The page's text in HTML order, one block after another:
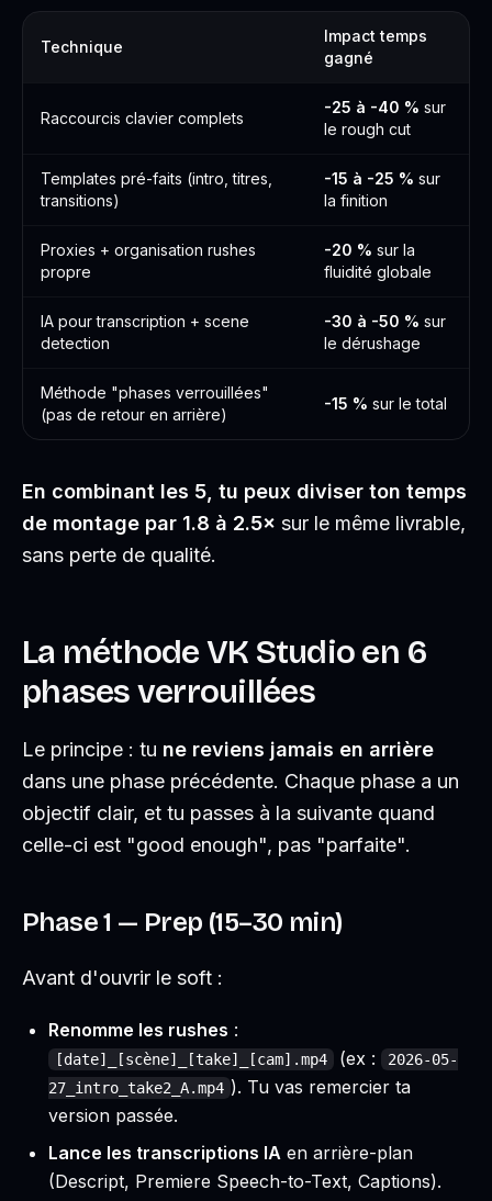
Technique
Impact temps
gagné
Raccourcis clavier complets
-25 à -40 % sur
le rough cut
Templates pré-faits (intro, titres,
transitions)
-15 à -25 % sur
la finition
Proxies + organisation rushes
propre
-20 % sur la
fluidité globale
IA pour transcription + scene
detection
-30 à -50 % sur
le dérushage
Méthode "phases verrouillées"
(pas de retour en arrière)
-15 % sur le total
En combinant les 5, tu peux diviser ton temps
de montage par 1.8 à 2.5× sur le même livrable,
sans perte de qualité.
La méthode VK Studio en 6
phases verrouillées
Le principe : tu ne reviens jamais en arrière
dans une phase précédente. Chaque phase a un
objectif clair, et tu passes à la suivante quand
celle-ci est "good enough", pas "parfaite".
Phase 1 — Prep (15–30 min)
Avant d'ouvrir le soft :
Renomme les rushes :
[date]_[scène]_[take]_[cam].mp4 (ex :
2026-05-
27_intro_take2_A.mp4 ). Tu vas remercier ta
version passée.
Lance les transcriptions IA en arrière-plan
(Descript, Premiere Speech-to-Text, Captions).